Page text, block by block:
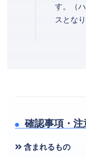
す。（
スとな
確認事項・注
含まれるもの